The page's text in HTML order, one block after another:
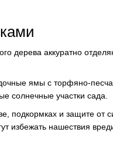
дерева аккуратно
ямы с торфяно-
солнечные участки сада.
подкормках и защите от
избежать нашествия